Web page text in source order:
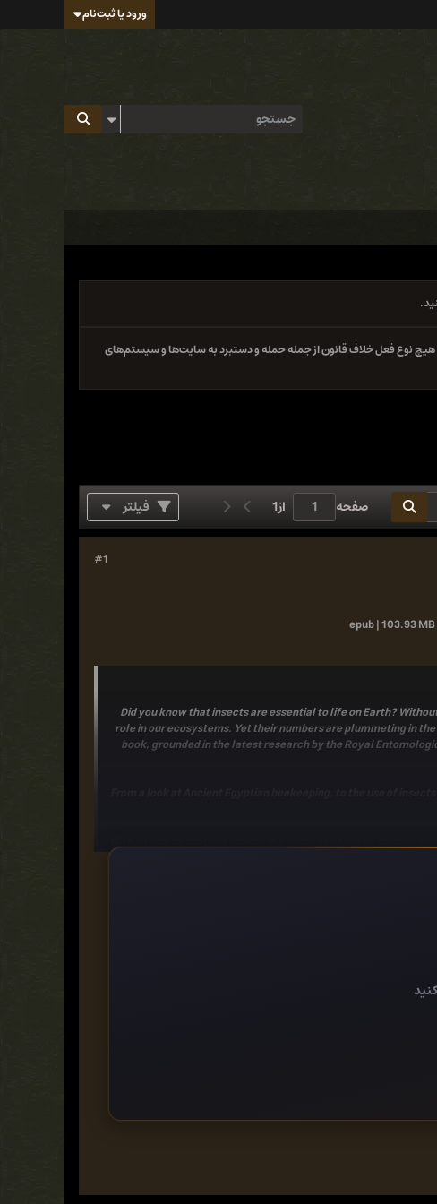
ورود یا ثبت‌نام
نوع فعل خلاف قانون از جمله حمله و دستبرد به سایت‌ها و سیستم‌های
صفحه
از1 فیلتر
#1
epub | 103.93
Did you know that insects are essential to life on Earth?
role in our ecosystems. Yet their numbers are plummeting in
book, grounded in the latest research by the Royal
Nature, Science & Technology, Ecology &
History -